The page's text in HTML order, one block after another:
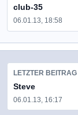
club-35
06.01.13, 18:58
LETZTER BEITRAG
Steve
06.01.13, 16:17